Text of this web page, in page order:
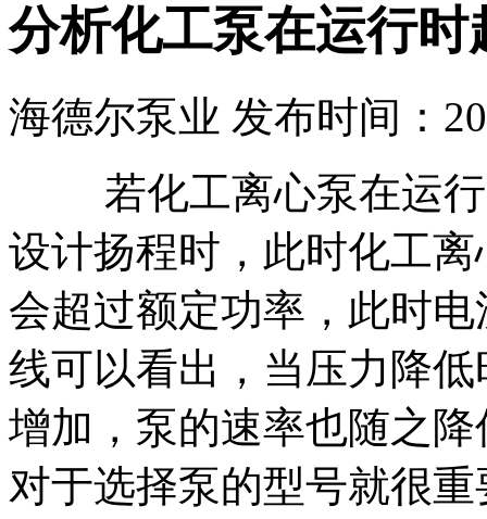
分析化工泵在运行时
海德尔泵业 发布时间：
若化工离心泵在运行
设计扬程时，此时化工
会超过额定功率，此时
线可以看出，当压力降
增加，泵的速率也随之
对于选择泵的型号就很